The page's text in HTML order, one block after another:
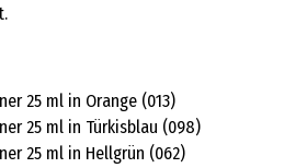
25 ml in Orange (013)
25 ml in Türkisblau (098)
25 ml in Hellgrün (062)